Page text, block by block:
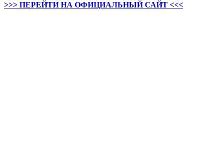
>>> ПЕРЕЙТИ НА ОФИЦИАЛЬНЫЙ САЙТ <<<